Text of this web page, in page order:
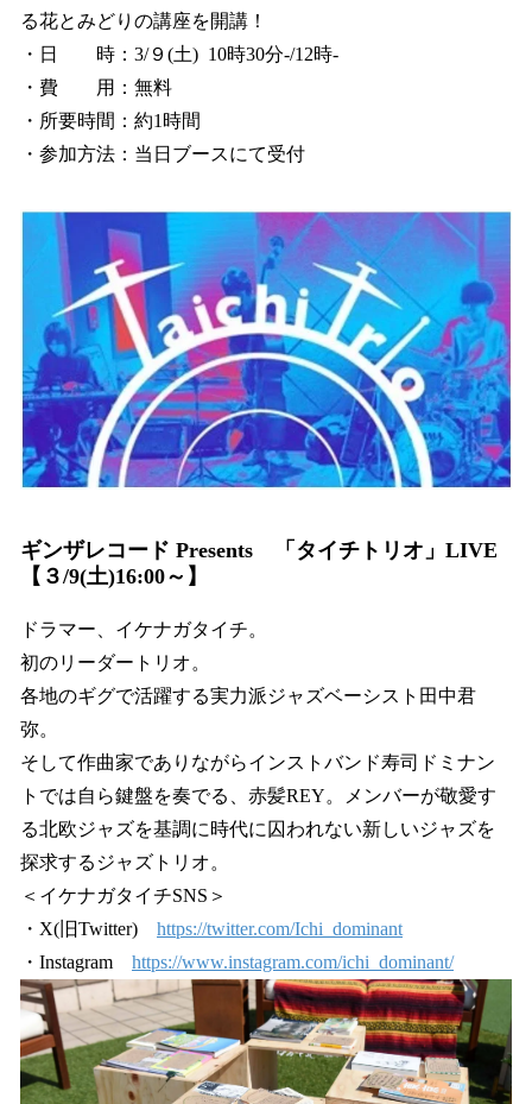
る花とみどりの講座を開講！
・日 時：3/９(土) 10時30分-/12時-
・費 用：無料
・所要時間：約1時間
・参加方法：当日ブースにて受付
ギンザレコード Presents 「タイチトリオ」LIVE
【３/9(土)16:00～】
ドラマー、イケナガタイチ。
初のリーダートリオ。
各地のギグで活躍する実力派ジャズベーシスト田中君
弥。
そして作曲家でありながらインストバンド寿司ドミナン
トでは自ら鍵盤を奏でる、赤髪REY。メンバーが敬愛す
る北欧ジャズを基調に時代に囚われない新しいジャズを
探求するジャズトリオ。
＜イケナガタイチSNS＞
・X(旧Twitter) https://twitter.com/Ichi_dominant
・Instagram https://www.instagram.com/ichi_dominant/